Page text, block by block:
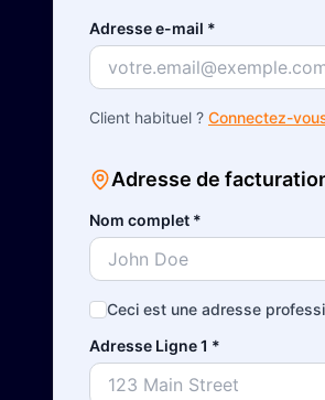
Adresse e-mail *
Client habituel ? Connectez-
Adresse de
Nom complet *
Ceci est une adresse
Adresse Ligne 1 *